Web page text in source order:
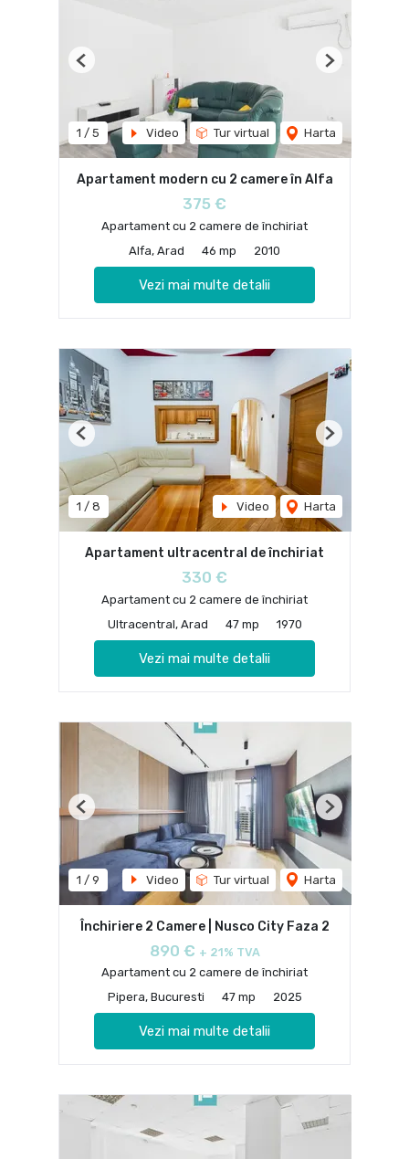
1 / 5 Video Tur virtual Harta
Previous Next
Apartament modern cu 2 camere în Alfa
375 €
Apartament cu 2 camere de închiriat
Alfa, Arad
46 mp 2010
Vezi mai multe detalii
1 / 8 Video Harta
Previous Next
Apartament ultracentral de închiriat
330 €
Apartament cu 2 camere de închiriat
Ultracentral, Arad
47 mp 1970
Vezi mai multe detalii
1 / 9 Video Tur virtual Harta
Previous Next
Închiriere 2 Camere | Nusco City Faza 2
890 € + 21% TVA
Apartament cu 2 camere de închiriat
Pipera, Bucuresti
47 mp 2025
Vezi mai multe detalii